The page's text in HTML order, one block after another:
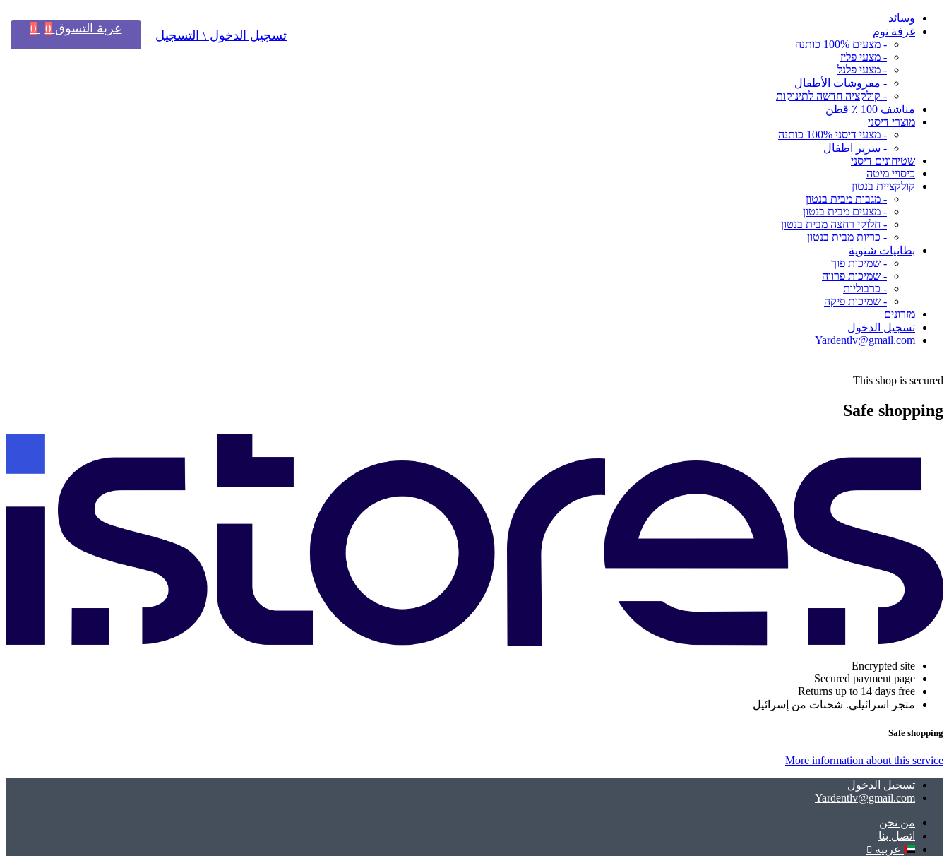
وسائد
غرفة نوم
- מצעים 100% כותנה
- מצעי פליז
- מצעי פלנל
- مفروشات الأطفال
- קולקציה חדשה לתינוקות
مناشف 100 ٪ قطن
מוצרי דיסני
- מצעי דיסני 100% כותנה
- سرير اطفال
שטיחונים דיסני
כיסויי מיטה
קולקציית בנטון
- מגבות מבית בנטון
- מצעים מבית בנטון
- חלוקי רחצה מבית בנטון
- כריות מבית בנטון
بطانيات شتوية
- שמיכות פוך
- שמיכות פרווה
- כרבוליות
- שמיכות פיקה
מזרונים
تسجيل الدخول
Yardentlv@gmail.com
This shop is secured
Safe shopping
Encrypted site
Secured payment page
Returns up to 14 days free
متجر اسرائيلي. شحنات من إسرائيل
Safe shopping
More information about this service
تسجيل الدخول
Yardentlv@gmail.com
ﻣﻦ ﻧﺤﻦ
اتصل بنا
عربيه
تسجيل الدخول \ التسجيل عربة التسوق 0
0